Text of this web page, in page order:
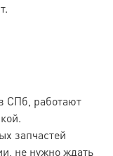
СПб, работают
запчастей
не нужно ждать